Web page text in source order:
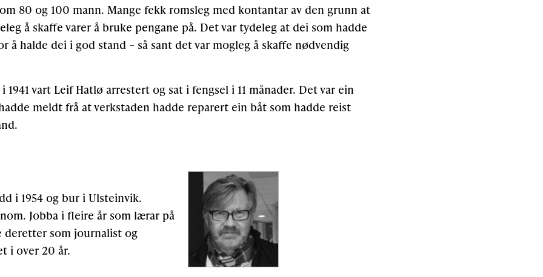
80 og 100 mann. Mange fekk romsleg med kontantar av den grunn at
å skaffe varer å bruke pengane på. Det var tydeleg at dei som hadde
å halde dei i god stand – så sant det var mogleg å skaffe nødvendig
1941 vart Leif Hatlø arrestert og sat i fengsel i 11 månader. Det var ein
meldt frå at verkstaden hadde reparert ein båt som hadde reist
i 1954 og bur i Ulsteinvik.
Jobba i fleire år som lærar på
deretter som journalist og
i over 20 år.